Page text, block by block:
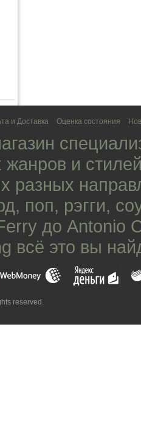
и Доставка Оценка состояния
жанров и
разных
, поп, рэгги,
до Antonio
всё это вы
reserved.